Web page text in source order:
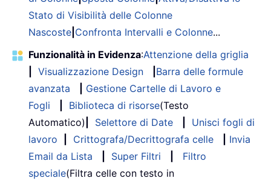
Stato di Visibilità delle Colonne
Nascoste Confronta Intervalli e Colonne...
Funzionalità in Evidenza:Attenzione della griglia
Visualizzazione Design
Barra delle formule
avanzata
Gestione Cartelle di Lavoro e
Fogli
Biblioteca di risorse(Testo
Automatico)
Selettore di Date
Unisci fogli di
lavoro
Crittografa/Decrittografa celle
Invia
Email da Lista
Super Filtri
Filtro
speciale(Filtra celle con testo in